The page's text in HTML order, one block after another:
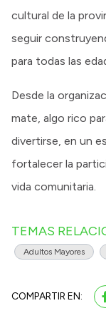
cultural de la
seguir
para todas las
Desde la
mate, algo rico
divertirse, en un
fortalecer la
vida comunitaria.
TEMAS
Adultos Mayores
COMPARTIR EN: